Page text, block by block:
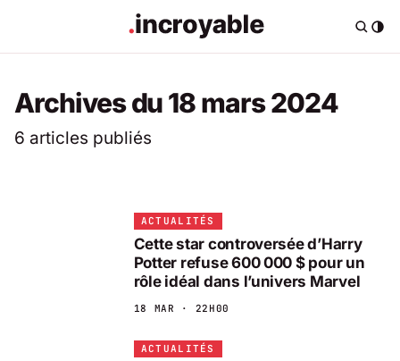
Archives du 18 mars 2024
6 articles publiés
ACTUALITÉS
Cette star controversée d’Harry
Potter refuse 600 000 $ pour un
rôle idéal dans l’univers Marvel
18 MAR · 22H00
ACTUALITÉS